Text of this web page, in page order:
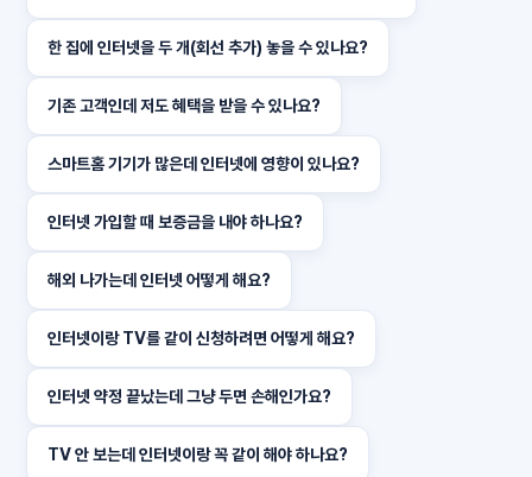
한 집에 인터넷을 두 개(회선 추가) 놓을 수 있나요?
기존 고객인데 저도 혜택을 받을 수 있나요?
스마트홈 기기가 많은데 인터넷에 영향이 있나요?
인터넷 가입할 때 보증금을 내야 하나요?
해외 나가는데 인터넷 어떻게 해요?
인터넷이랑 TV를 같이 신청하려면 어떻게 해요?
인터넷 약정 끝났는데 그냥 두면 손해인가요?
TV 안 보는데 인터넷이랑 꼭 같이 해야 하나요?